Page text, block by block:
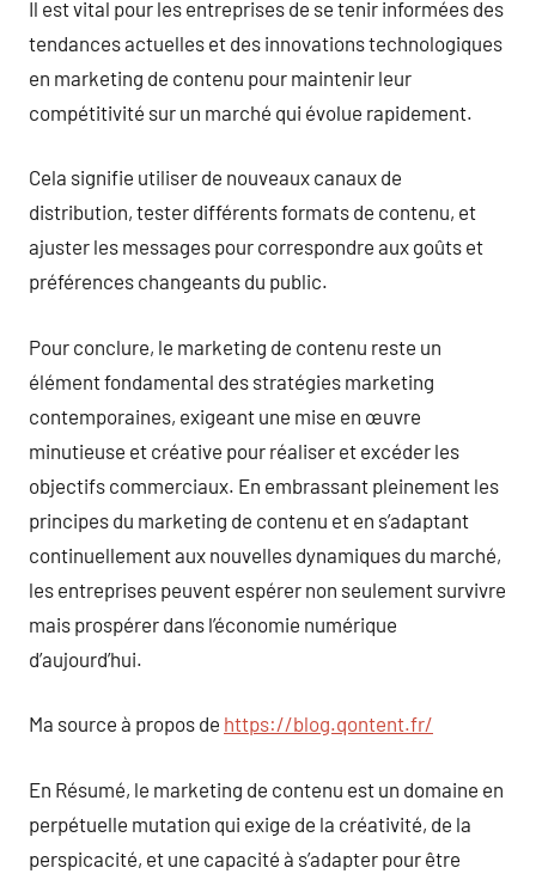
Il est vital pour les entreprises de se tenir informées des
tendances actuelles et des innovations technologiques
en marketing de contenu pour maintenir leur
compétitivité sur un marché qui évolue rapidement.
Cela signifie utiliser de nouveaux canaux de
distribution, tester différents formats de contenu, et
ajuster les messages pour correspondre aux goûts et
préférences changeants du public.
Pour conclure, le marketing de contenu reste un
élément fondamental des stratégies marketing
contemporaines, exigeant une mise en œuvre
minutieuse et créative pour réaliser et excéder les
objectifs commerciaux. En embrassant pleinement les
principes du marketing de contenu et en s’adaptant
continuellement aux nouvelles dynamiques du marché,
les entreprises peuvent espérer non seulement survivre
mais prospérer dans l’économie numérique
d’aujourd’hui.
Ma source à propos de https://blog.qontent.fr/
En Résumé, le marketing de contenu est un domaine en
perpétuelle mutation qui exige de la créativité, de la
perspicacité, et une capacité à s’adapter pour être